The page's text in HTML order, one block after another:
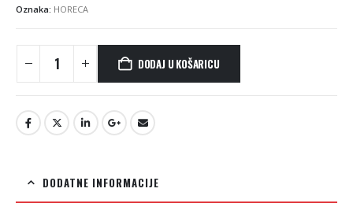
Oznaka: HORECA
DODAJ U KOŠARICU
DODATNE INFORMACIJE